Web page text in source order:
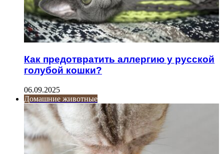
Как предотвратить аллергию у русской
голубой кошки?
06.09.2025
Домашние животные